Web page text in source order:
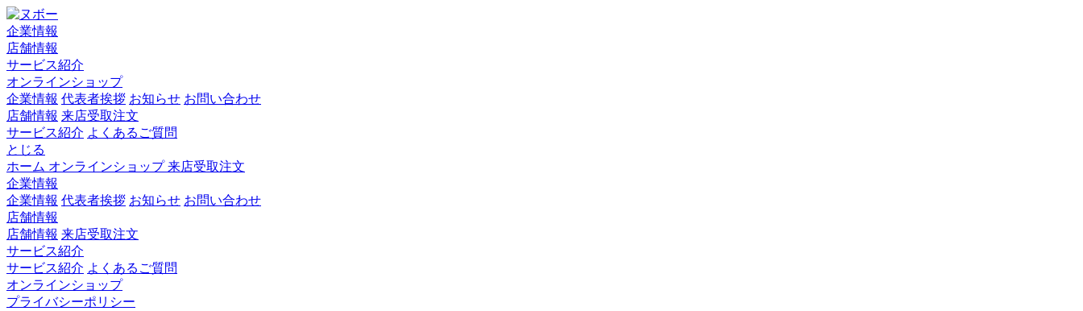
企業情報
店舗情報
サービス紹介
オンラインショップ
企業情報 代表者挨拶 お知らせ お問い合わせ
店舗情報 来店受取注文
サービス紹介 よくあるご質問
とじる
ホーム オンラインショップ来店受取注文
企業情報
企業情報 代表者挨拶 お知らせ お問い合わせ
店舗情報
店舗情報 来店受取注文
サービス紹介
サービス紹介 よくあるご質問
オンラインショップ
プライバシーポリシー